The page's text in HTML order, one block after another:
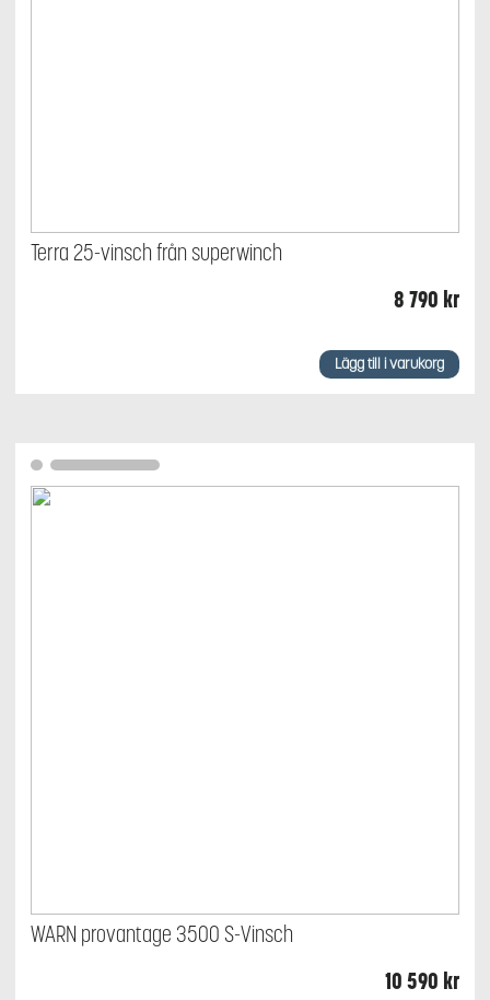
Terra 25-vinsch från superwinch
8 790 kr
Lägg till i varukorg
WARN provantage 3500 S-Vinsch
10 590 kr